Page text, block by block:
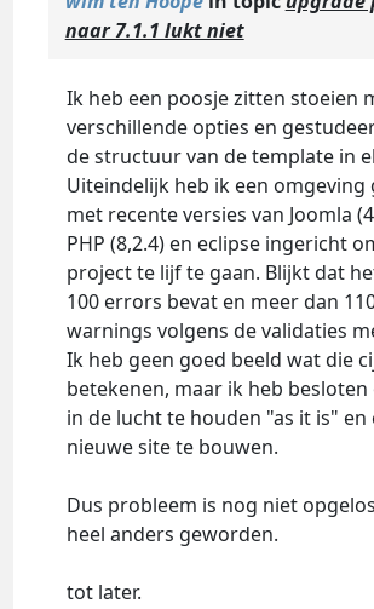
naar 7.1.1 lukt niet
Ik heb een poosje zitten stoeien
verschillende opties en
de structuur van de template in
Uiteindelijk heb ik een omgeving
met recente versies van Joomla
PHP (8,2.4) en eclipse ingericht
project te lijf te gaan. Blijkt dat
100 errors bevat en meer dan
warnings volgens de validaties
Ik heb geen goed beeld wat die
betekenen, maar ik heb besloten
in de lucht te houden "as it is" en
nieuwe site te bouwen.
Dus probleem is nog niet
heel anders geworden.
tot later.